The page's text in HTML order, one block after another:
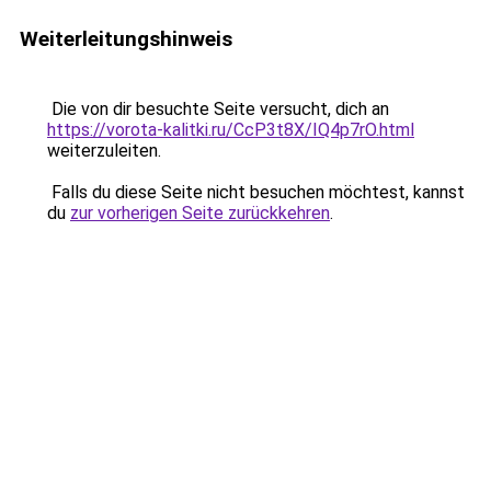
Weiterleitungshinweis
Die von dir besuchte Seite versucht, dich an
https://vorota-kalitki.ru/CcP3t8X/IQ4p7rO.html
weiterzuleiten.
Falls du diese Seite nicht besuchen möchtest, kannst
du zur vorherigen Seite zurückkehren.